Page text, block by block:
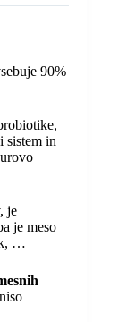
90%
sistem in
je
je meso
…